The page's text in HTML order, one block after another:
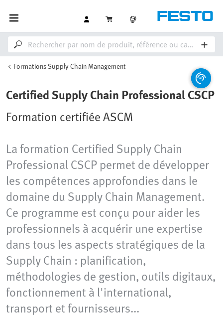
Formations Supply Chain Management
Certified Supply Chain Professional CSCP
Formation certifiée ASCM
La formation Certified Supply Chain
Professional CSCP permet de développer
les compétences approfondies dans le
domaine du Supply Chain Management.
Ce programme est conçu pour aider les
professionnels à acquérir une expertise
dans tous les aspects stratégiques de la
Supply Chain : planification,
méthodologies de gestion, outils digitaux,
fonctionnement à l'international,
transport et fournisseurs...